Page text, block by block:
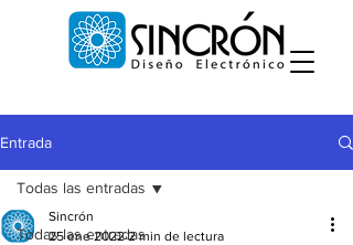
Entrada
Todas las entradas
Todas las entradas
Sincrón
25 ene 2022 2 min de lectura